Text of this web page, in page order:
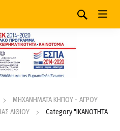
ΜΗΧΑΝΗΜΑΤΑ ΚΗΠΟΥ - ΑΓΡΟΥ
ΛΙΘΙΟΥ
Category "ΙΚΑΝΟΤΗΤΑ